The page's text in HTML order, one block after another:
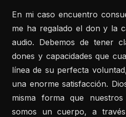
En mi caso encuentro
me ha regalado el don y la
audio. Debemos de tener
dones y capacidades que
línea de su perfecta
una enorme satisfacción.
misma forma que
somos un cuerpo, a